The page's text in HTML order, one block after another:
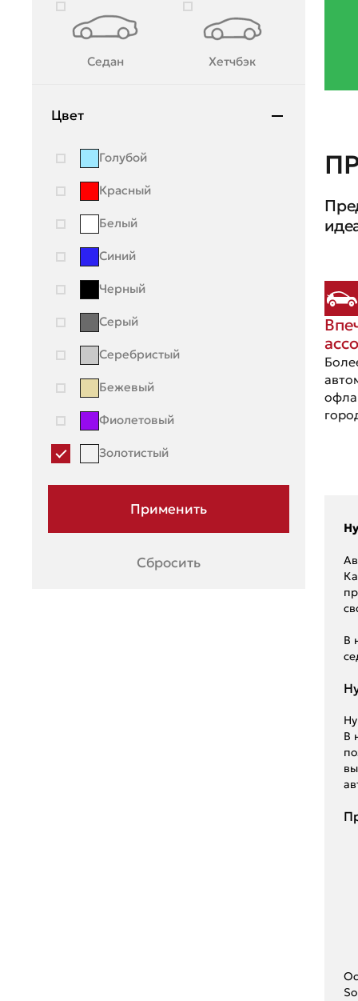
Lincoln
Mercedes-Benz
Moskvich
Nissan
OMODA
Opel
Peugeot
Porsche
Ravon
Renault
Seat
Skoda
Ssang Young
Седан Хетчбэк
Цвет
Голубой
Красный
Белый
Синий
Черный
Серый
Серебристый
Бежевый
Фиолетовый
Золотистый
Сбросить
В
В